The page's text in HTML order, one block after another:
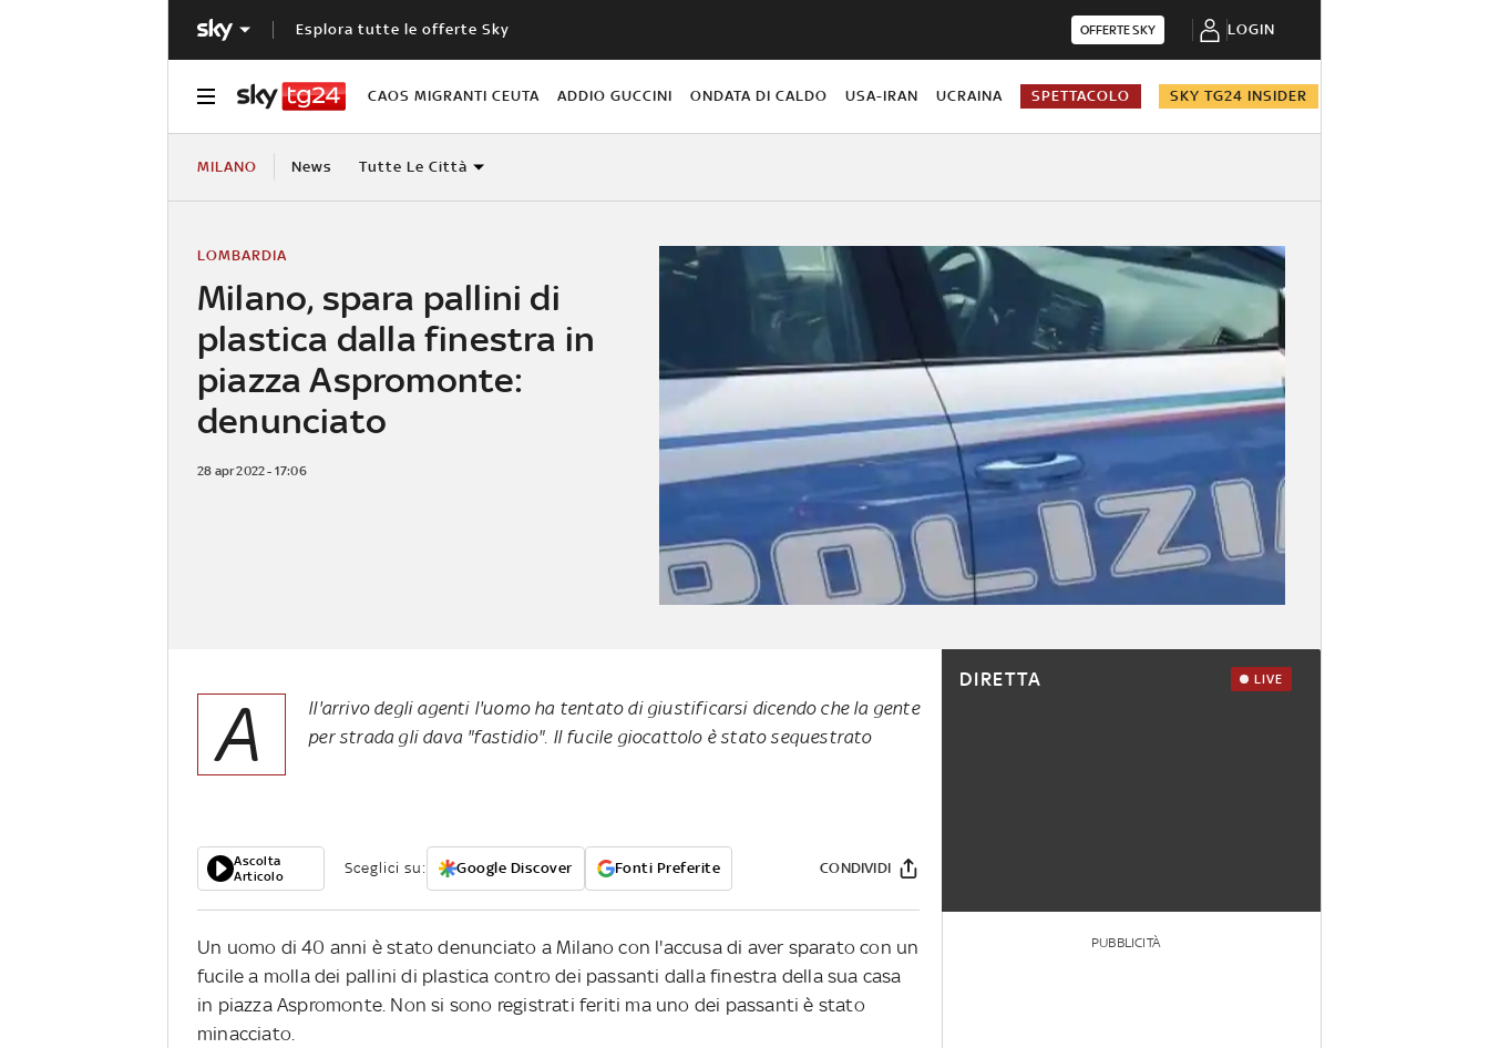
Esplora tutte le offerte Sky OFFERTE SKY LOGIN
CAOS MIGRANTI CEUTA ADDIO GUCCINI ONDATA DI CALDO USA-IRAN UCRAINA SPETTACOLO SKY TG24 INSIDER
MILANO News Tutte Le Città
Milano, spara pallini di
plastica dalla finestra in
piazza Aspromonte:
denunciato
LOMBARDIA
28 apr 2022 - 17:06
A
ll'arrivo degli agenti l'uomo ha tentato di giustificarsi dicendo che la gente
per strada gli dava "fastidio". Il fucile giocattolo è stato sequestrato
Ascolta
Articolo
Sceglici su: Google Discover Fonti Preferite CONDIVIDI
Un uomo di 40 anni è stato denunciato a Milano con l'accusa di aver sparato con un
fucile a molla dei pallini di plastica contro dei passanti dalla finestra della sua casa
in piazza Aspromonte. Non si sono registrati feriti ma uno dei passanti è stato
minacciato.
DIRETTA LIVE
PUBBLICITÀ